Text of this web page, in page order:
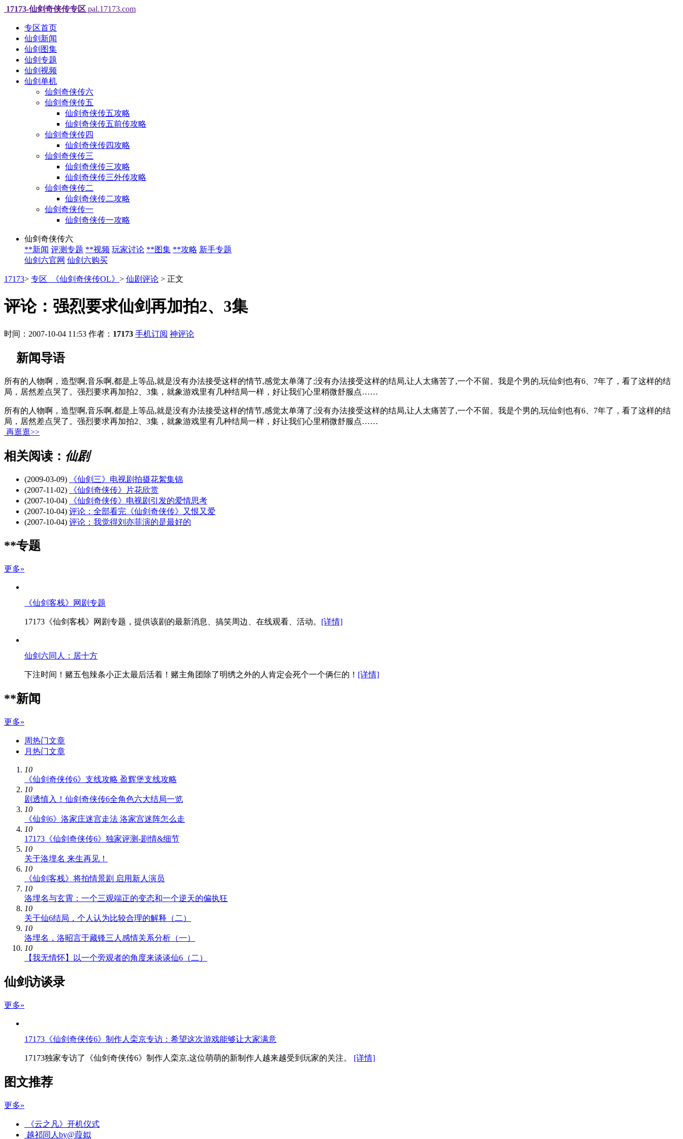
17173-仙剑奇侠传专区 pal.17173.com
专区首页
仙剑新闻
仙剑图集
仙剑专题
仙剑视频
仙剑单机
仙剑奇侠传六
仙剑奇侠传五
仙剑奇侠传五攻略
仙剑奇侠传五前传攻略
仙剑奇侠传四
仙剑奇侠传四攻略
仙剑奇侠传三
仙剑奇侠传三攻略
仙剑奇侠传三外传攻略
仙剑奇侠传二
仙剑奇侠传二攻略
仙剑奇侠传一
仙剑奇侠传一攻略
仙剑奇侠传六
**新闻 评测专题 **视频 玩家讨论 **图集 **攻略 新手专题
仙剑六官网 仙剑六购买
17173> 专区_《仙剑奇侠传OL》 > 仙剧评论 > 正文
评论：强烈要求仙剑再加拍2、3集
时间：2007-10-04 11:53 作者： 17173 手机订阅 神评论
新闻导语
所有的人物啊，造型啊,音乐啊,都是上等品,就是没有办法接受这样的情节,感觉太单薄了;没有办法接受这样的结局,让人太痛苦了,一个不留。我是个男的,玩仙剑也有6、7年了，看了这样的结
局，居然差点哭了。强烈要求再加拍2、3集，就象游戏里有几种结局一样，好让我们心里稍微舒服点……
所有的人物啊，造型啊,音乐啊,都是上等品,就是没有办法接受这样的情节,感觉太单薄了;没有办法接受这样的结局,让人太痛苦了,一个不留。我是个男的,玩仙剑也有6、7年了，看了这样的结
局，居然差点哭了。强烈要求再加拍2、3集，就象游戏里有几种结局一样，好让我们心里稍微舒服点……
再逛逛>>
相关阅读： 仙剧
(2009-03-09)
《仙剑三》电视剧拍摄花絮集锦
(2007-11-02)
《仙剑奇侠传》片花欣赏
(2007-10-04)
《仙剑奇侠传》电视剧引发的爱情思考
(2007-10-04) 评论：全部看完《仙剑奇侠传》又恨又爱
(2007-10-04) 评论：我觉得刘亦菲演的是最好的
**专题
更多»
《仙剑客栈》网剧专题
17173《仙剑客栈》网剧专题，提供该剧的最新消息、搞笑周边、在线观看、活动。 [详情]
仙剑六同人：居十方
下注时间！赌五包辣条小正太最后活着！赌主角团除了明绣之外的人肯定会死个一个俩仨的！ [详情]
**新闻
更多»
周热门文章
月热门文章
10
《仙剑奇侠传6》支线攻略 盈辉堡支线攻略
10
剧透慎入！仙剑奇侠传6全角色六大结局一览
10
《仙剑6》洛家庄迷宫走法 洛家宫迷阵怎么走
10
17173《仙剑奇侠传6》独家评测-剧情&细节
10
关于洛埋名 来生再见！
10
《仙剑客栈》将拍情景剧 启用新人演员
10
洛埋名与玄霄：一个三观端正的变态和一个逆天的偏执狂
10
关于仙6结局，个人认为比较合理的解释（二）
10
洛埋名，洛昭言于藏锋三人感情关系分析（一）
10
【我无情怀】以一个旁观者的角度来谈谈仙6（二）
仙剑访谈录
更多»
17173《仙剑奇侠传6》制作人栾京专访：希望这次游戏能够让大家满意
17173独家专访了《仙剑奇侠传6》制作人栾京,这位萌萌的新制作人越来越受到玩家的关注。 [详情]
图文推荐
更多»
《云之凡》开机仪式
越祁同人by@葭姒